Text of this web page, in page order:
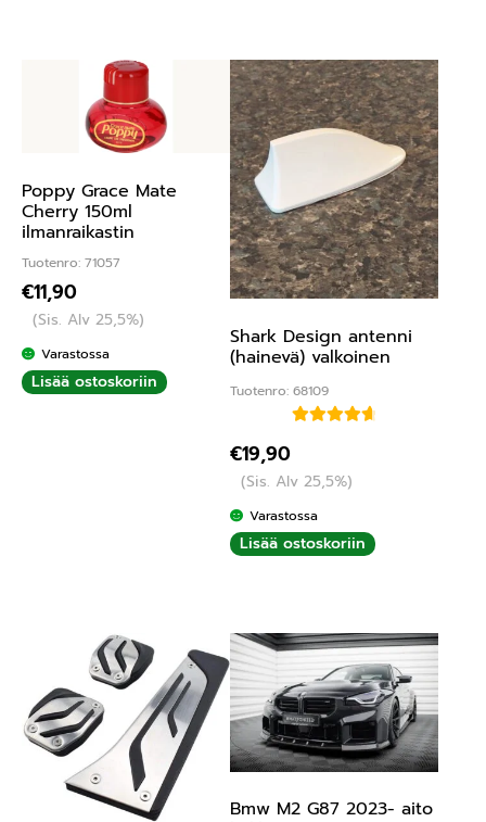
Poppy Grace Mate
Cherry 150ml
ilmanraikastin
Tuotenro: 71057
€11,90
(Sis. Alv 25,5%)
Varastossa
Lisää ostoskoriin
Shark Design antenni
(hainevä) valkoinen
Tuotenro: 68109
4.75/ 5
€19,90
(Sis. Alv 25,5%)
Varastossa
Lisää ostoskoriin
Bmw M2 G87 2023- aito